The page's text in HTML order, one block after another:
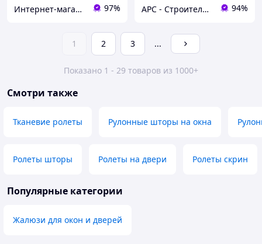
Интернет-магазин «Марко» 97% АРС - Строительный интернет-гипермаркет 94%
1 2 3 ...
Показано 1 - 29 товаров из 1000+
Смотри также
Тканевие ролеты Рулонные шторы на окна
Ролеты шторы Ролеты на двери Ролеты скрин
Популярные категории
Жалюзи для окон и дверей